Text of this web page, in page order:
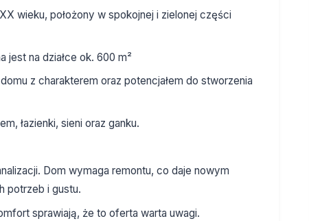
wieku, położony w spokojnej i zielonej części
jest na działce ok. 600 m²
z charakterem oraz potencjałem do stworzenia
łazienki, sieni oraz ganku.
Dom wymaga remontu, co daje nowym
potrzeb i gustu.
sprawiają, że to oferta warta uwagi.